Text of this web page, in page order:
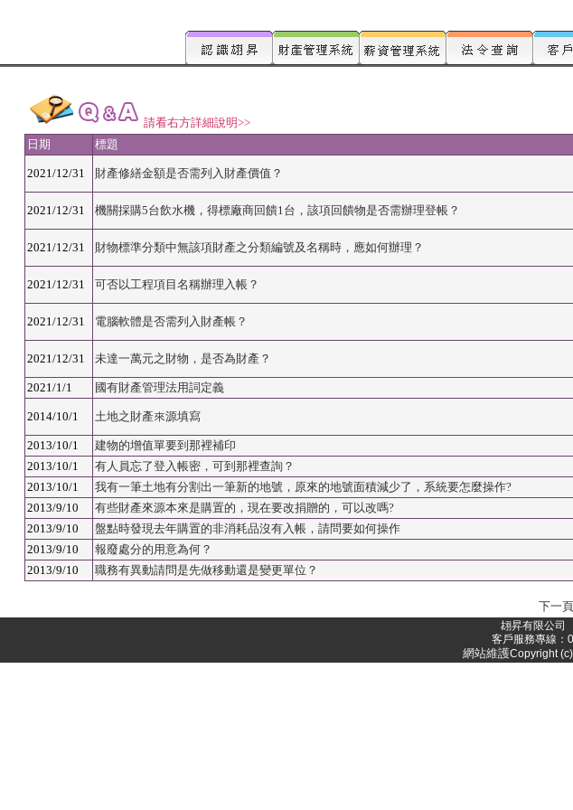
請看右方詳細說明>>
日期 標題
2021/12/31 財產修繕金額是否需列入財產價值？
2021/12/31 機關採購5台飲水機，得標廠商回饋1台，該項回饋物是否需辦理登帳？
2021/12/31 財物標準分類中無該項財產之分類編號及名稱時，應如何辦理？
2021/12/31 可否以工程項目名稱辦理入帳？
2021/12/31 電腦軟體是否需列入財產帳？
2021/12/31 未達一萬元之財物，是否為財產？
2021/1/1 國有財產管理法用詞定義
2014/10/1 土地之財產來源填寫
2013/10/1 建物的增值單要到那裡補印
2013/10/1
有人員忘了登入帳密，可到那裡查詢？
2013/10/1
我有一筆土地有分割出一筆新的地號，原來的地號面積減少了，系統要怎麼操作?
2013/9/10
有些財產來源本來是購置的，現在要改捐贈的，可以改嗎?
2013/9/10
盤點時發現去年購置的非消耗品沒有入帳，請問要如何操作
2013/9/10
報廢處分的用意為何？
2013/9/10
職務有異動請問是先做移動還是變更單位？
下一頁
翃昇有限公司
客戶服務專線：
網站維護Copyright